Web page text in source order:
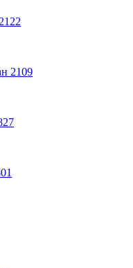
2122
2109